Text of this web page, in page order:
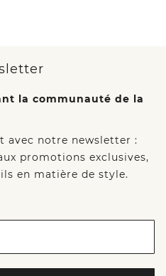
la communauté de la
avec notre newsletter :
promotions exclusives,
en matière de style.